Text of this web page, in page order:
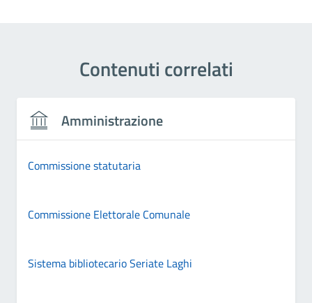
Contenuti correlati
Amministrazione
Commissione statutaria
Commissione Elettorale Comunale
Sistema bibliotecario Seriate Laghi